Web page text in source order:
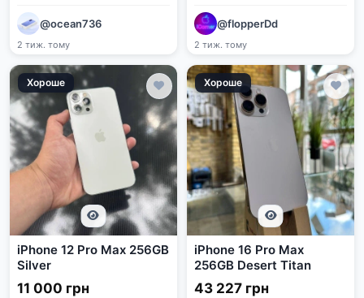
@ocean736
2 тиж. тому
@flopperDd
2 тиж. тому
Хороше
iPhone 12 Pro Max 256GB
Silver
11 000 грн
Хороше
iPhone 16 Pro Max
256GB Desert Titan
43 227 грн